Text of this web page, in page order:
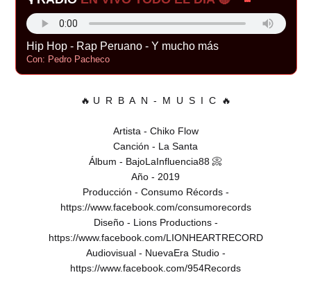
Hip Hop - Rap Peruano - Y mucho más
Con: Pedro Pacheco
🔥 U R B A N - M U S I C 🔥
Artista - Chiko Flow
Canción - La Santa
Álbum - BajoLaInfluencia88 📀
Año - 2019
Producción - Consumo Récords -
https://www.facebook.com/consumorecords
Diseño - Lions Productions -
https://www.facebook.com/LIONHEARTRECORD
Audiovisual - NuevaEra Studio -
https://www.facebook.com/954Records